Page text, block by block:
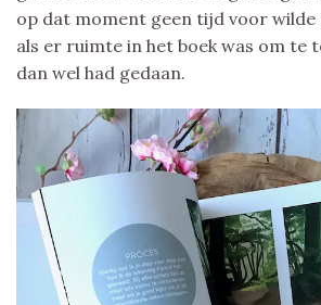
op dat moment geen tijd voor wilde
als er ruimte in het boek was om te
dan wel had gedaan.